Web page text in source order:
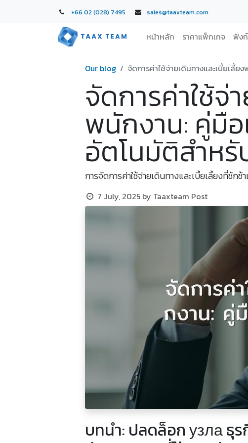
+66 02 (028) 7495 sales@taaxteam.com
หน้าหลัก ราคาแพ็กเกจ ฟัง
Our blog จัดการค่าใช้จ่ายเดินทางและเบี้ยเลี้
จัดการค่าใช้จ่
พนักงาน: คู่มื
อัตโนมัติสำหรั
การจัดการค่าใช้จ่ายเดินทางและเบี้ยเลี้ยงที่ชั
7 July, 2025 by Taaxteam Post
บทนำ: ปลดล็อก узла ธุร